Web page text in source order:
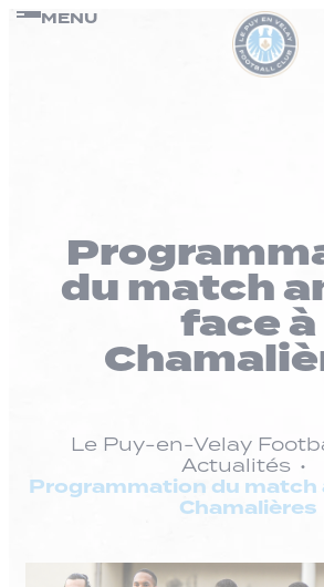
Passer
MENU
du match
face à
Le Puy-en-Velay
Actualités
Programmation du match
Chamalières
Panneau de gestion des